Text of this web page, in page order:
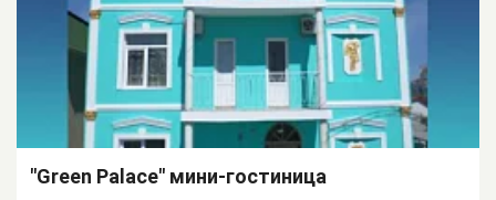
"Green Palace" мини-гостиница